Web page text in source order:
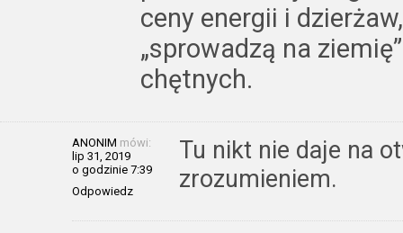
ceny energii i
„sprowadzą na
chętnych.
ANONIM mówi:
lip 31, 2019
o godzinie 7:39
Odpowiedz
Tu nikt nie daje na
zrozumieniem.